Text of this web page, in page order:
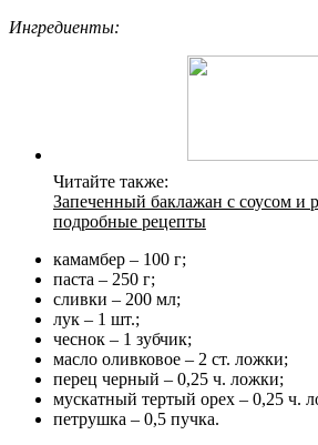
Ингредиенты:
Читайте также:
Запеченный баклажан с соусом и
подробные рецепты
камамбер – 100 г;
паста – 250 г;
сливки – 200 мл;
лук – 1 шт.;
чеснок – 1 зубчик;
масло оливковое – 2 ст. ложки;
перец черный – 0,25 ч. ложки;
мускатный тертый орех – 0,25 ч.
петрушка – 0,5 пучка.